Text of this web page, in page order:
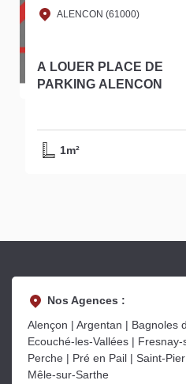
ALENCON (61000)
A LOUER PLACE DE
PARKING ALENCON
1m²
Nos Agences :
Alençon | Argentan | Bagnoles
Ecouché-les-Vallées |
Perche | Pré en Pail | Saint-
Mêle-sur-Sarthe